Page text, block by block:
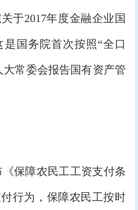
于2017年度金融企业国
国务院首次按照“全口
常委会报告国有资产管
保障农民工工资支付条
行为，保障农民工按时